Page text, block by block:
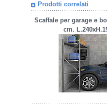
Prodotti correlati
Scaffale per garage e
cm.